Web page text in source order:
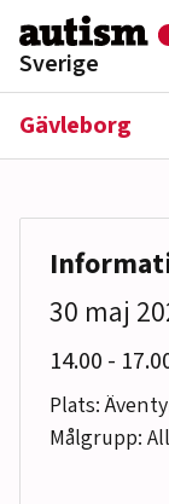
Hoppa till
Sverige
Gävleborg
30 maj
14.00 till
-
Plats:
Målgrupp: